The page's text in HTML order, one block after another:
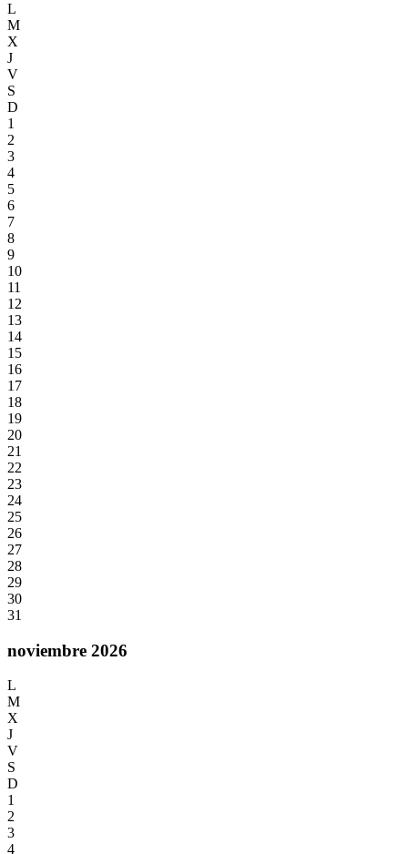
L
M
X
J
V
S
D
1
2
3
4
5
6
7
8
9
10
11
12
13
14
15
16
17
18
19
20
21
22
23
24
25
26
27
28
29
30
31
noviembre 2026
L
M
X
J
V
S
D
1
2
3
4